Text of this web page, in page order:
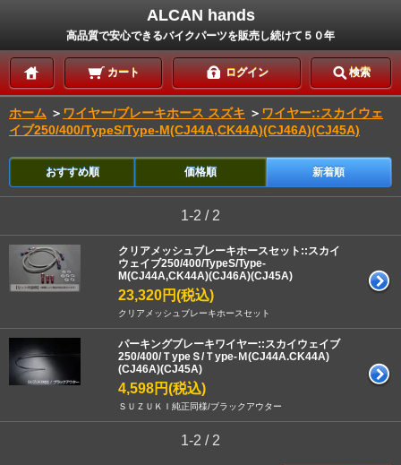
ALCAN hands
高品質で安心できるバイクパーツを販売し続けて５０年
カート ログイン 検索
ホーム ＞ ワイヤー/ブレーキホース スズキ ＞ ワイヤー::スカイウェ
イブ250/400/TypeS/Type-M(CJ44A,CK44A)(CJ46A)(CJ45A)
おすすめ順 価格順 新着順
1-2 / 2
クリアメッシュブレーキホースセット::スカイ
ウェイブ250/400/TypeS/Type-
M(CJ44A,CK44A)(CJ46A)(CJ45A)
23,320円(税込)
クリアメッシュブレーキホースセット
パーキングブレーキワイヤー::スカイウェイブ
250/400/ＴypeＳ/Ｔype-Ｍ(CJ44A.CK44A)
(CJ46A)(CJ45A)
4,598円(税込)
ＳＵＺＵＫＩ純正同様/ブラックアウター
1-2 / 2